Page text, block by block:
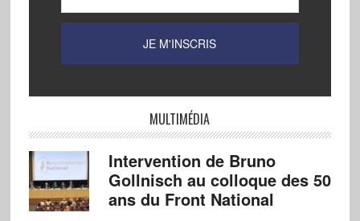
MULTIMÉDIA
Intervention de Bruno
Gollnisch au colloque des 50
ans du Front National